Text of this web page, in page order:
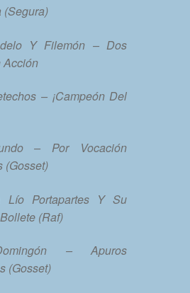
(Segura)
Y Filemón – Dos
Acción
– ¡Campeón Del
– Por Vocación
(Gosset)
Portapartes Y Su
(Raf)
– Apuros
(Gosset)